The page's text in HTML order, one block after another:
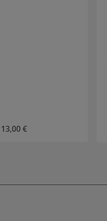
Prezzo normale:
13,00 €